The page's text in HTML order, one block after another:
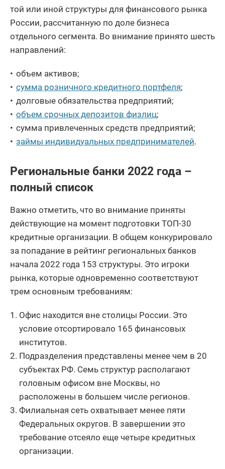
той или иной структуры для финансового рынка
России, рассчитанную по доле бизнеса
отдельного сегмента. Во внимание принято шесть
направлений:
объем активов;
сумма розничного кредитного портфеля;
долговые обязательства предприятий;
объем срочных депозитов физлиц;
сумма привлеченных средств предприятий;
займы индивидуальных предпринимателей.
Региональные банки 2022 года –
полный список
Важно отметить, что во внимание приняты
действующие на момент подготовки ТОП-30
кредитные организации. В общем конкурировало
за попадание в рейтинг региональных банков
начала 2022 года 153 структуры. Это игроки
рынка, которые одновременно соответствуют
трем основным требованиям:
Офис находится вне столицы России. Это
условие отсортировало 165 финансовых
институтов.
Подразделения представлены менее чем в 20
субъектах РФ. Семь структур располагают
головным офисом вне Москвы, но
расположены в большем числе регионов.
Филиальная сеть охватывает менее пяти
Федеральных округов. В завершении это
требование отсеяло еще четыре кредитных
организации.